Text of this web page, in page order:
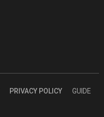
PRIVACY POLICY
GUIDE